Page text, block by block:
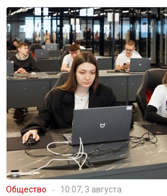
Общество 10:07, 3 августа